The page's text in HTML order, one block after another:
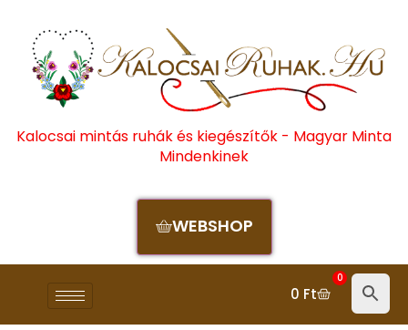
Kalocsai mintás ruhák és kiegészítők - Magyar Minta
Mindenkinek
WEBSHOP
0 Ft
0